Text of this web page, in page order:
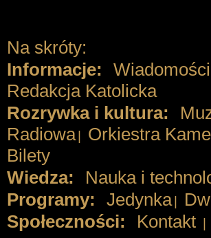
Na skróty:
Informacje: Wiadomości
Redakcja Katolicka
Rozrywka i kultura:
Radiowa
Orkiestra
Bilety
Wiedza:
Nauka i
Programy: Jedynka
Społeczności: Kontakt